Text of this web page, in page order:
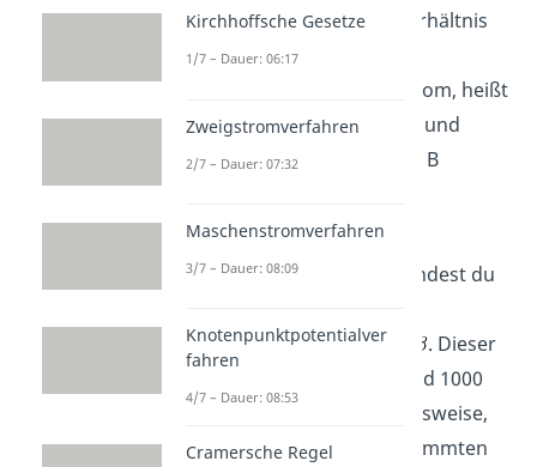
verstärken kannst. Das Verhältnis
von Output zu Input, also
Kollektorstrom zu Basisstrom, heißt
Stromverstärkungsfaktor
und
bekommt den Buchstaben B
Statt den Buchstaben
findest du
griechischen Buchstaben
. Dieser
Faktor kann zwischen 4 und 1000
liegen. Für
beispielsweise,
würdest du für einen bestimmten
Kirchhoffsche Gesetze
1/7 – Dauer: 06:17
Zweigstromverfahren
2/7 – Dauer: 07:32
Maschenstromverfahren
3/7 – Dauer: 08:09
Knotenpunktpotentialver
fahren
4/7 – Dauer: 08:53
Cramersche Regel